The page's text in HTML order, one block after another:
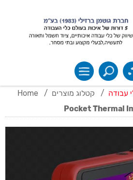
Home / קטלוג מוצרים / עבודה
Pocket Thermal